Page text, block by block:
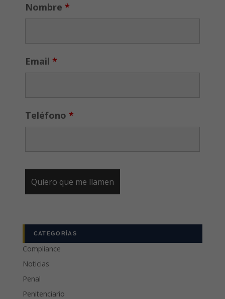
Nombre *
Email *
Teléfono *
CATEGORÍAS
Compliance
Noticias
Penal
Penitenciario